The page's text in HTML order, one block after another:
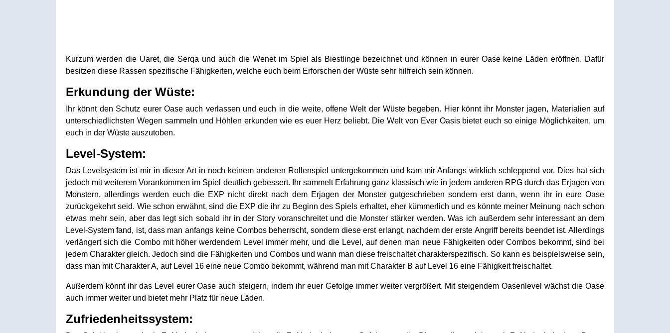
Kurzum werden die Uaret, die Serqa und auch die Wenet im Spiel als Biestlinge bezeichnet und können in eurer Oase keine Läden eröffnen. Dafür
besitzen diese Rassen spezifische Fähigkeiten, welche euch beim Erforschen der Wüste sehr hilfreich sein können.
Erkundung der Wüste:
Ihr könnt den Schutz eurer Oase auch verlassen und euch in die weite, offene Welt der Wüste begeben. Hier könnt ihr Monster jagen, Materialien auf
unterschiedlichsten Wegen sammeln und Höhlen erkunden wie es euer Herz beliebt. Die Welt von Ever Oasis bietet euch so einige Möglichkeiten, um
euch in der Wüste auszutoben.
Level-System:
Das Levelsystem ist mir in dieser Art in noch keinem anderen Rollenspiel untergekommen und kam mir Anfangs wirklich schleppend vor. Dies hat sich
jedoch mit weiterem Vorankommen im Spiel deutlich gebessert. Ihr sammelt Erfahrung ganz klassisch wie in jedem anderen RPG durch das Erjagen von
Monstern, allerdings werden euch die EXP nicht direkt nach dem Erjagen der Monster gutgeschrieben sondern erst dann, wenn ihr in eure Oase
zurückgekehrt seid. Wie schon erwähnt, sind die EXP die ihr zu Beginn des Spiels erhaltet, eher kümmerlich und es könnte meiner Meinung nach schon
etwas mehr sein, aber das legt sich sobald ihr in der Story voranschreitet und die Monster stärker werden. Was ich außerdem sehr interessant an dem
Level-System fand, ist, dass man anfangs keine Combos beherrscht, sondern diese erst erlangt, nachdem der erste Angriff bereits beendet ist. Allerdings
verlängert sich die Combo mit höher werdendem Level immer mehr, und die Level, auf denen man neue Fähigkeiten oder Combos bekommt, sind bei
jedem Charakter gleich. Jedoch sind die Fähigkeiten und Combos und wann man diese freischaltet charakterspezifisch. So kann es beispielsweise sein,
dass man mit Charakter A, auf Level 16 eine neue Combo bekommt, während man mit Charakter B auf Level 16 eine Fähigkeit freischaltet.
Außerdem könnt ihr das Level eurer Oase auch steigern, indem ihr euer Gefolge immer weiter vergrößert. Mit steigendem Oasenlevel wächst die Oase
auch immer weiter und bietet mehr Platz für neue Läden.
Zufriedenheitssystem: